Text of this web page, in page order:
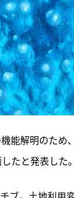
能解明のため
たと発表した。